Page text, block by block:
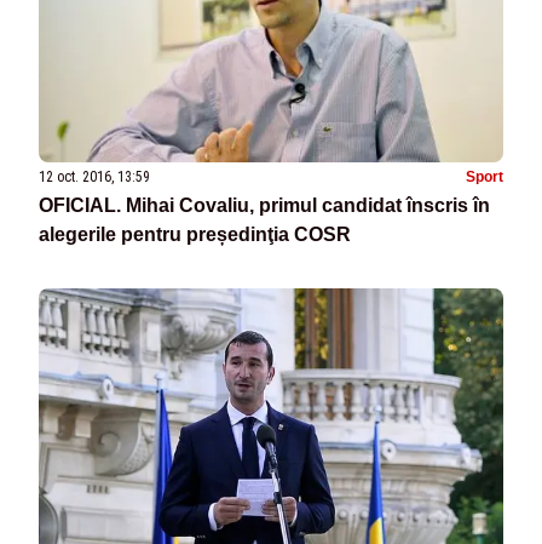
12 oct. 2016, 13:59 Sport
OFICIAL. Mihai Covaliu, primul candidat înscris în
alegerile pentru președinţia COSR